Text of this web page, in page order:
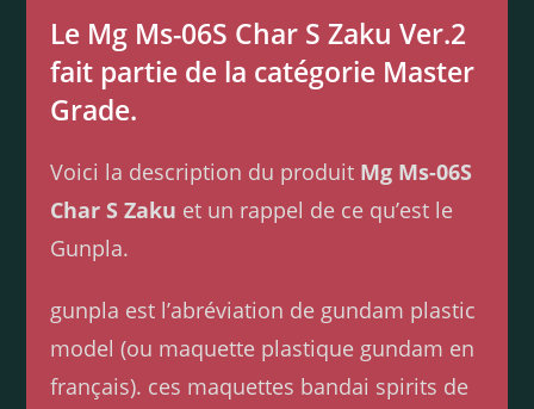
Le Mg Ms-06S Char S Zaku Ver.2
fait partie de la catégorie Master
Grade.
Voici la description du produit Mg Ms-06S
Char S Zaku et un rappel de ce qu’est le
Gunpla.
gunpla est l’abréviation de gundam plastic
model (ou maquette plastique gundam en
français). ces maquettes bandai spirits de